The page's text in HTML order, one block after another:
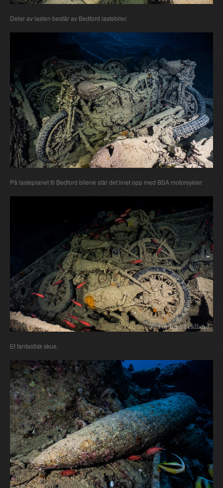
Deler av lasten består av Bedford lastebiler.
På lasteplanet til Bedford bilene står det linet opp med BSA motorsykler
Et fantastisk skue.